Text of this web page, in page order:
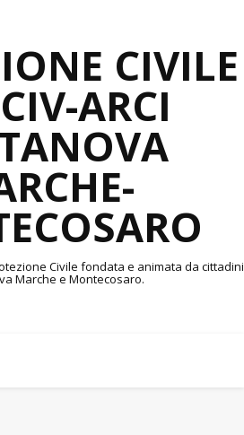
CIVILE
ARCI
Civile fondata e animata da cittadini
Marche e Montecosaro.